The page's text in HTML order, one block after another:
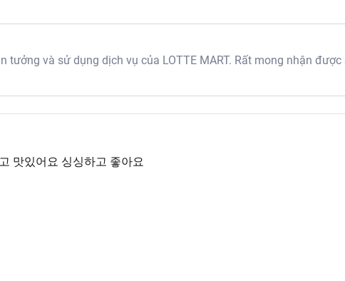
tưởng và sử dụng dịch vụ của LOTTE MART. Rất mong nhận
맛있어요 싱싱하고 좋아요